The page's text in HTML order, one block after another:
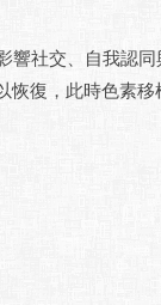
社交、自我認同
復，此時色素移